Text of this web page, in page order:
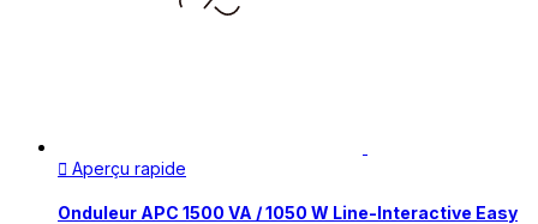
 Aperçu rapide
Onduleur APC 1500 VA / 1050 W Line-Interactive Easy